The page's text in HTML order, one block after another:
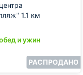
1.1 км
и ужин
РАСПРОДАНО